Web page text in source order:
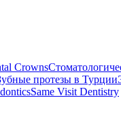
Crowns
протезы в Турции
Same Visit Dentistry